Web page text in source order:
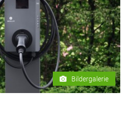
Bildergalerie